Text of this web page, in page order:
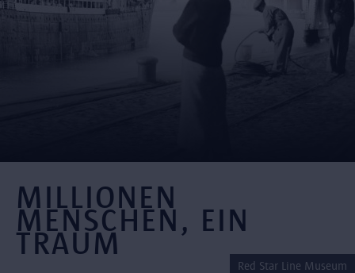
Red Star Line Museum
MILLIONEN
MENSCHEN, EIN
TRAUM